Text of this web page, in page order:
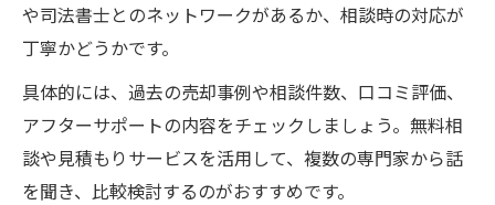
や司法書士とのネットワークがあるか、相談時の対応が
丁寧かどうかです。
具体的には、過去の売却事例や相談件数、口コミ評価、
アフターサポートの内容をチェックしましょう。無料相
談や見積もりサービスを活用して、複数の専門家から話
を聞き、比較検討するのがおすすめです。